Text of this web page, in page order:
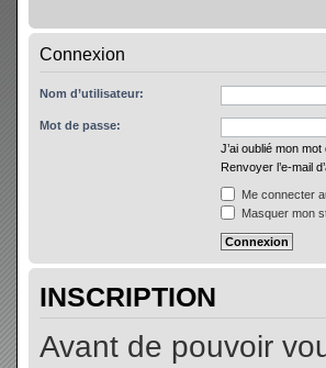
Connexion
Nom d’utilisateur:
Mot de passe:
J’ai oublié mon
Renvoyer l’e-mail
Me connecter
Masquer mon
INSCRIPTION
Avant de pouvoir